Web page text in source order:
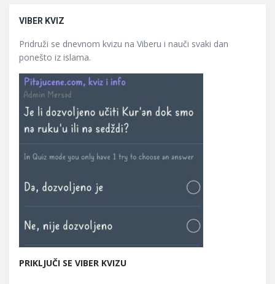
VIBER KVIZ
Pridruži se dnevnom kvizu na Viberu i nauči svaki dan
ponešto iz islama.
PRIKLJUČI SE VIBER KVIZU